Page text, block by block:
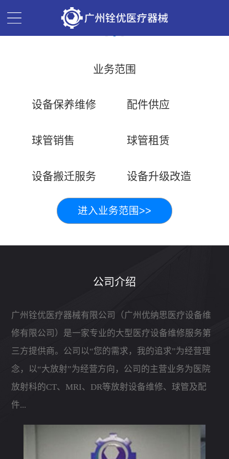
业务范围
设备保养维修 配件供应
球管销售 球管租赁
设备搬迁服务 设备升级改造
进入业务范围>>
公司介绍
广州铨优医疗器械有限公司（广州优纳思医疗设备维
修有限公司）是一家专业的大型医疗设备维修服务第
三方提供商。公司以“您的需求，我的追求”为经营理
念，以“大放射”为经营方向，公司的主营业务为医院
放射科的CT、MRI、DR等放射设备维修、球管及配
件...